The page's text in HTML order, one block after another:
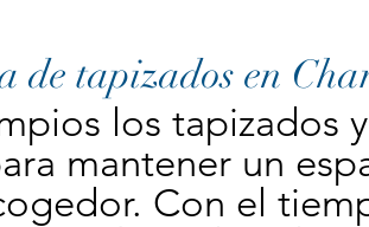
de tapizados en
los tapizados
mantener un
Con el